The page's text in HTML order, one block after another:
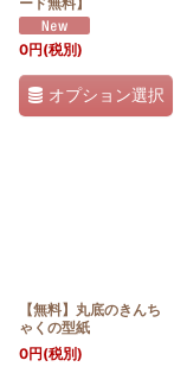
0円(税別)
オプション選択
【無料】丸底のきんち
ゃくの型紙
0円(税別)